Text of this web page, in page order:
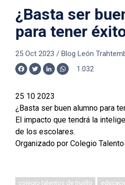
¿Basta ser
para tener
25 Oct 2023 / Blog León
Facebook
TwitterLinkedInWhatsApp
1.032
25 10 2023
¿Basta ser buen alumno para
El impacto que tendrá la
de los escolares.
Organizado por Colegio
colegio talentos de trujillo